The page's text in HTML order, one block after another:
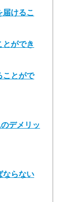
けるこ
とができ
ことがで
デメリッ
ならない